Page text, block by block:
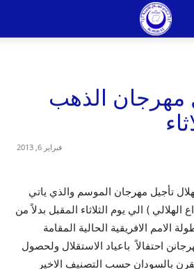
مهرجان الذهب
فبراير 6, 2013
تأجيل مهرجان الموسم والذي ياتي
الهلالي ) الي يوم الثلاثاء المقبل بدلاً من
الامم الافريقية الحالية المقامة
احتفالاً باعياد الاستقلال ولحصول
بالسودان حسب التصنيف الاخير